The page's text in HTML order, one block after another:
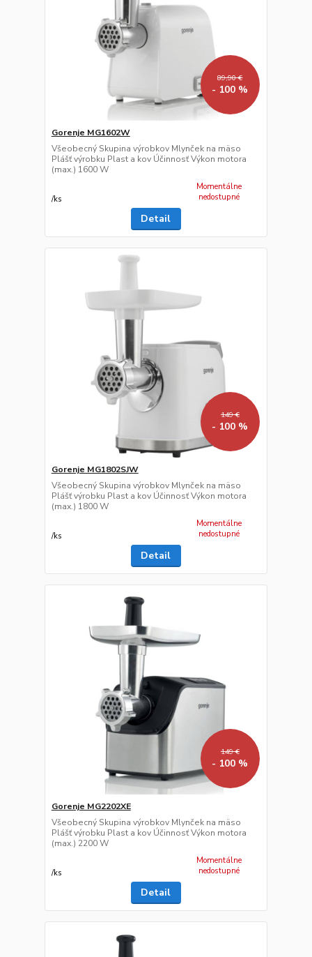
89,90 €
- 100 %
Gorenje MG1602W
Všeobecný Skupina výrobkov Mlynček na mäso
Plášť výrobku Plast a kov Účinnosť Výkon motora
(max.) 1600 W
/ks
Momentálne
nedostupné
Detail
149 €
- 100 %
Gorenje MG1802SJW
Všeobecný Skupina výrobkov Mlynček na mäso
Plášť výrobku Plast a kov Účinnosť Výkon motora
(max.) 1800 W
/ks
Momentálne
nedostupné
Detail
149 €
- 100 %
Gorenje MG2202XE
Všeobecný Skupina výrobkov Mlynček na mäso
Plášť výrobku Plast a kov Účinnosť Výkon motora
(max.) 2200 W
/ks
Momentálne
nedostupné
Detail